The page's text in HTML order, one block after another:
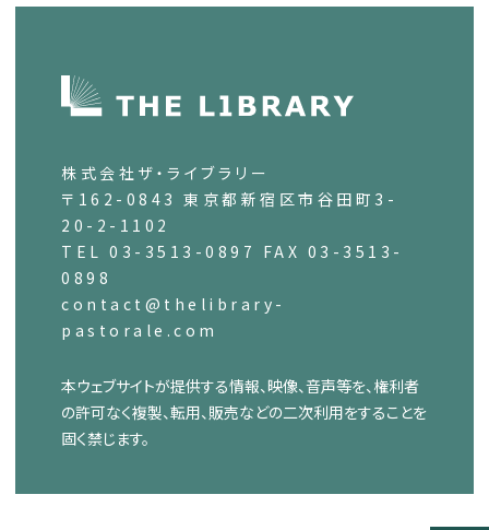
株式会社ザ・ライブラリー
〒162-0843 東京都新宿区市谷田町3-
20-2-1102
TEL 03-3513-0897 FAX 03-3513-
0898
contact@thelibrary-
pastorale.com
本ウェブサイトが提供する情報、映像、音声等を、権利者
の許可なく複製、転用、販売などの二次利用をすることを
固く禁じます。